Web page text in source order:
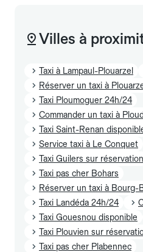
Villes à
Taxi à Lampaul-Plouarzel
Réserver un taxi à
Taxi Ploumoguer 24h/24
Commander un taxi à
Taxi Saint-Renan
Service taxi à Le Conquet
Taxi Guilers sur réservation
Taxi pas cher Bohars
Réserver un taxi à Bourg-
Taxi Landéda 24h/24
Taxi Gouesnou disponible
Taxi Plouvien sur
Taxi pas cher Plabennec